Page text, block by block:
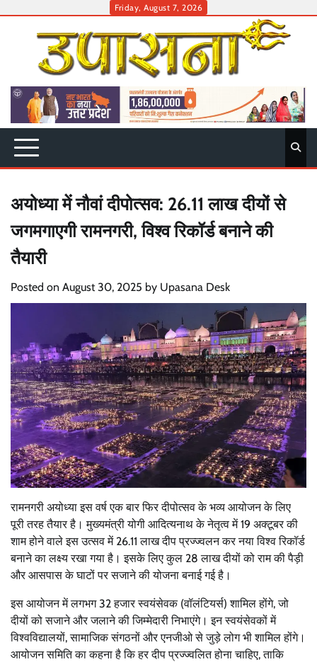
Friday, August 7, 2026
अयोध्या में नौवां दीपोत्सव: 26.11 लाख दीयों से
जगमगाएगी रामनगरी, विश्व रिकॉर्ड बनाने की
तैयारी
Posted on August 30, 2025 by Upasana Desk
रामनगरी अयोध्या इस वर्ष एक बार फिर दीपोत्सव के भव्य आयोजन के लिए
पूरी तरह तैयार है। मुख्यमंत्री योगी आदित्यनाथ के नेतृत्व में 19 अक्टूबर की
शाम होने वाले इस उत्सव में 26.11 लाख दीप प्रज्ज्वलन कर नया विश्व रिकॉर्ड
बनाने का लक्ष्य रखा गया है। इसके लिए कुल 28 लाख दीयों को राम की पैड़ी
और आसपास के घाटों पर सजाने की योजना बनाई गई है।
इस आयोजन में लगभग 32 हजार स्वयंसेवक (वॉलंटियर्स) शामिल होंगे, जो
दीयों को सजाने और जलाने की जिम्मेदारी निभाएंगे। इन स्वयंसेवकों में
विश्वविद्यालयों, सामाजिक संगठनों और एनजीओ से जुड़े लोग भी शामिल होंगे।
आयोजन समिति का कहना है कि हर दीप प्रज्ज्वलित होना चाहिए, ताकि